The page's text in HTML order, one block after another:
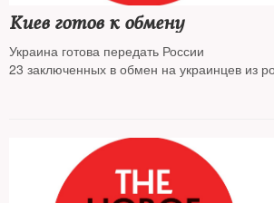
Киев готов к обмену
Украина готова передать России
23 заключенных в обмен на украинцев из